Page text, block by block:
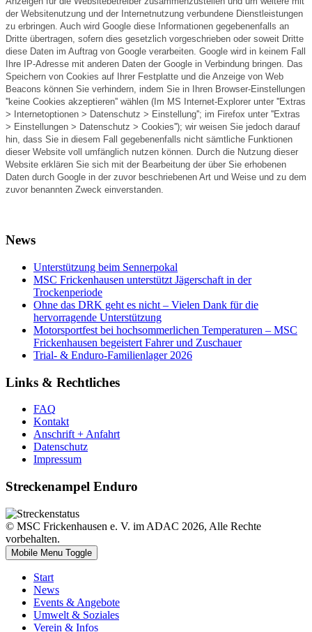
der Websitenutzung und der Internetnutzung verbundene Dienstleistungen
zu erbringen. Auch wird Google diese Informationen gegebenenfalls an
Dritte übertragen, sofern dies gesetzlich vorgeschrieben oder soweit Dritte
diese Daten im Auftrag von Google verarbeiten. Google wird in keinem Fall
Ihre IP-Adresse mit anderen Daten der Google in Verbindung bringen. Das
Speichern von Cookies auf Ihrer Festplatte und die Anzeige von Web
Beacons können Sie verhindern, indem Sie in Ihren Browser-Einstellungen
''keine Cookies akzeptieren'' wählen (Im MS Internet-Explorer unter ''Extras
> Internetoptionen > Datenschutz > Einstellung''; im Firefox unter ''Extras
> Einstellungen > Datenschutz > Cookies''); wir weisen Sie jedoch darauf
hin, dass Sie in diesem Fall gegebenenfalls nicht sämtliche Funktionen
dieser Website voll umfänglich nutzen können. Durch die Nutzung dieser
Website erklären Sie sich mit der Bearbeitung der über Sie erhobenen
Daten durch Google in der zuvor beschriebenen Art und Weise und zu dem
zuvor benannten Zweck einverstanden.
News
Unterstützung beim Sennerpokal
MSC Frickenhausen unterstützt Jägerschaft in der
Trockenperiode
Ohne das DRK geht es nicht – Vielen Dank für die
hervorragende Unterstützung
Motorsportfest bei hochsommerlichen Temperaturen – MSC
Frickenhausen begeistert Fahrer und Zuschauer
Trial- & Enduro-Familienlager 2026
Links & Rechtliches
FAQ
Kontakt
Anschrift + Anfahrt
Datenschutz
Impressum
Streckenampel Enduro
© MSC Frickenhausen e. V. im ADAC 2026, Alle Rechte
vorbehalten.
Mobile Menu Toggle
Start
News
Events & Angebote
Umwelt & Soziales
Verein & Infos